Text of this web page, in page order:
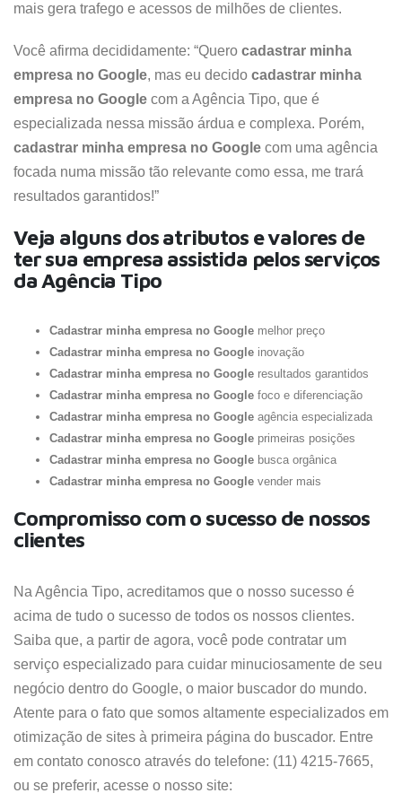
mais gera trafego e acessos de milhões de clientes.
Você afirma decididamente: “Quero cadastrar minha
empresa no Google, mas eu decido cadastrar minha
empresa no Google com a Agência Tipo, que é
especializada nessa missão árdua e complexa. Porém,
cadastrar minha empresa no Google com uma agência
focada numa missão tão relevante como essa, me trará
resultados garantidos!”
Veja alguns dos atributos e valores de
ter sua empresa assistida pelos serviços
da Agência Tipo
Cadastrar minha empresa no Google melhor preço
Cadastrar minha empresa no Google inovação
Cadastrar minha empresa no Google resultados garantidos
Cadastrar minha empresa no Google foco e diferenciação
Cadastrar minha empresa no Google agência especializada
Cadastrar minha empresa no Google primeiras posições
Cadastrar minha empresa no Google busca orgânica
Cadastrar minha empresa no Google vender mais
Compromisso com o sucesso de nossos
clientes
Na Agência Tipo, acreditamos que o nosso sucesso é
acima de tudo o sucesso de todos os nossos clientes.
Saiba que, a partir de agora, você pode contratar um
serviço especializado para cuidar minuciosamente de seu
negócio dentro do Google, o maior buscador do mundo.
Atente para o fato que somos altamente especializados em
otimização de sites à primeira página do buscador. Entre
em contato conosco através do telefone: (11) 4215-7665,
ou se preferir, acesse o nosso site: